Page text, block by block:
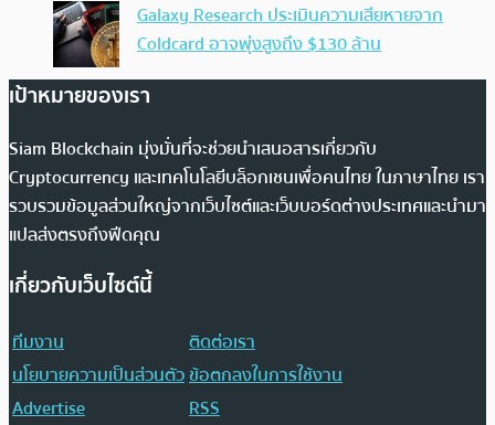
Galaxy Research ประเมินความเสียหายจาก
Coldcard อาจพุ่งสูงถึง $130 ล้าน
เป้าหมายของเรา
Siam Blockchain มุ่งมั่นที่จะช่วยนำเสนอสารเกี่ยวกับ
Cryptocurrency และเทคโนโลยีบล็อกเชนเพื่อคนไทย ในภาษาไทย เรา
รวบรวมข้อมูลส่วนใหญ่จากเว็บไซต์และเว็บบอร์ดต่างประเทศและนำมา
แปลส่งตรงถึงฟีดคุณ
เกี่ยวกับเว็บไซต์นี้
ทีมงาน
ติดต่อเรา
นโยบายความเป็นส่วนตัวข้อตกลงในการใช้งาน
Advertise
RSS